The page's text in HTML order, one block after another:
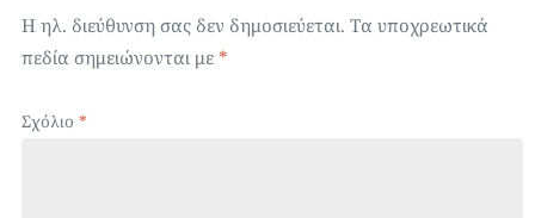
Η ηλ. διεύθυνση σας δεν δημοσιεύεται. Τα υποχρεωτικά
πεδία σημειώνονται με *
Σχόλιο *